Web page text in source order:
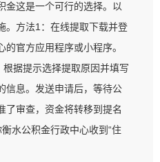
金这是一个可行的选择。以
。方法1：在线提取下载并登
官方应用程序或小程序。
根据提示选择提取原因并填写
信息。发送申请后，等待公
了审查，资金将转移到提名
水公积金行政中心收到“住